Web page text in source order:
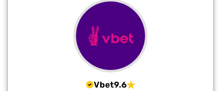
Vbet9.6